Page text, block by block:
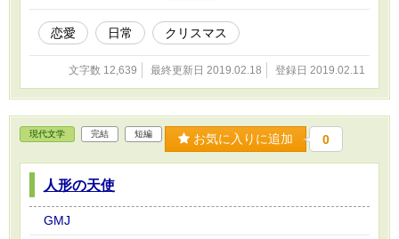
恋愛 日常 クリスマス
文字数 12,639 最終更新日 2019.02.18 登録日 2019.02.11
現代文学 完結 短編 お気に入りに追加 0
人形の天使
GMJ